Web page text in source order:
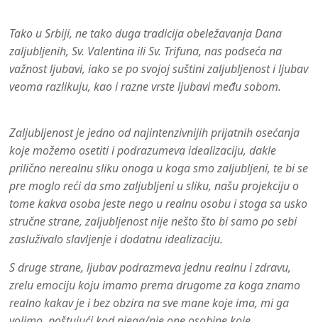
Tako u Srbiji, ne tako duga tradicija obeležavanja Dana
zaljubljenih, Sv. Valentina ili Sv. Trifuna, nas podseća na
važnost ljubavi, iako se po svojoj suštini zaljubljenost i ljubav
veoma razlikuju, kao i razne vrste ljubavi među sobom.
Zaljubljenost je jedno od najintenzivnijih prijatnih osećanja
koje možemo osetiti i podrazumeva idealizaciju, dakle
prilično nerealnu sliku onoga u koga smo zaljubljeni, te bi se
pre moglo reći da smo zaljubljeni u sliku, našu projekciju o
tome kakva osoba jeste nego u realnu osobu i stoga sa usko
stručne strane, zaljubljenost nije nešto što bi samo po sebi
zasluživalo slavljenje i dodatnu idealizaciju.
S druge strane, ljubav podrazmeva jednu realnu i zdravu,
zrelu emociju koju imamo prema drugome za koga znamo
realno kakav je i bez obzira na sve mane koje ima, mi ga